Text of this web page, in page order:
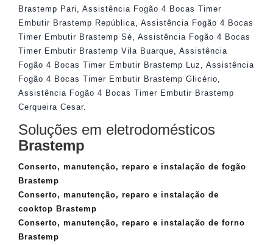
Brastemp Pari
Assistência Fogão 4 Bocas Timer
Embutir Brastemp República
Assistência Fogão 4 Bocas
Timer Embutir Brastemp Sé
Assistência Fogão 4 Bocas
Timer Embutir Brastemp Vila Buarque
Assistência
Fogão 4 Bocas Timer Embutir Brastemp Luz
Assistência
Fogão 4 Bocas Timer Embutir Brastemp Glicério
Assistência Fogão 4 Bocas Timer Embutir Brastemp
Cerqueira Cesar.
Soluções em eletrodomésticos
Brastemp
Conserto, manutenção, reparo e instalação de fogão
Brastemp
Conserto, manutenção, reparo e instalação de
cooktop Brastemp
Conserto, manutenção, reparo e instalação de forno
Brastemp